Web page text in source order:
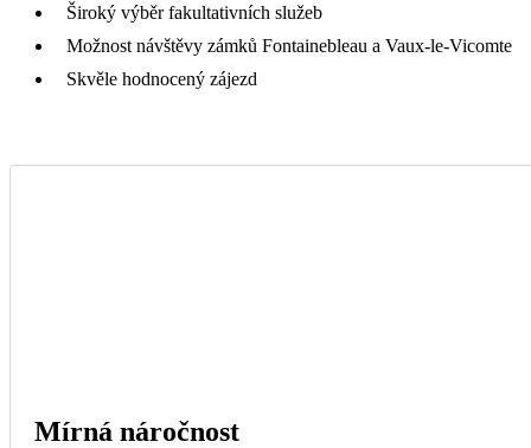
Široký výběr fakultativních služeb
Možnost návštěvy zámků Fontainebleau a Vaux-le-Vicomte
Skvěle hodnocený zájezd
Mírná náročnost